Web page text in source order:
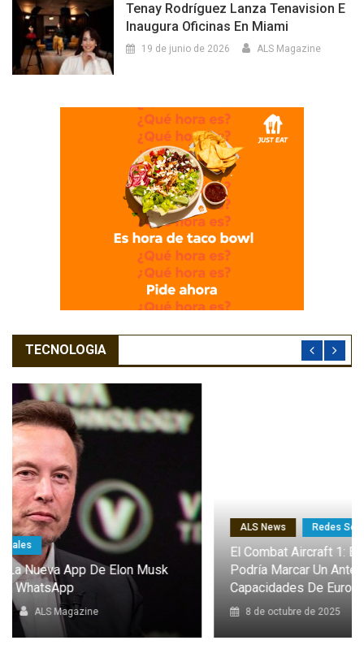
Tenay Rodríguez Lanza Tenavision E
Inaugura Oficinas En Miami
19 de junio de 2026 ALS Magazine
TECNOLOGIA
ALS News Redes Sociales
El Combat Aircraft 1: El Dron Furtivo Con IA Que
Podría Marcar Un Antes Y Un Después En Las
Capacidades De Europa
8 de octubre de 2025